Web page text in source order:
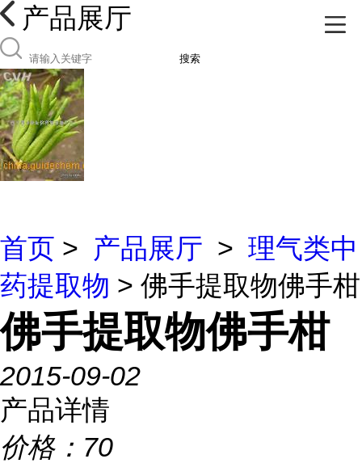
产品展厅
搜索
首页 > 产品展厅 > 理气类中
药提取物 > 佛手提取物佛手柑
佛手提取物佛手柑
2015-09-02
产品详情
价格： 70